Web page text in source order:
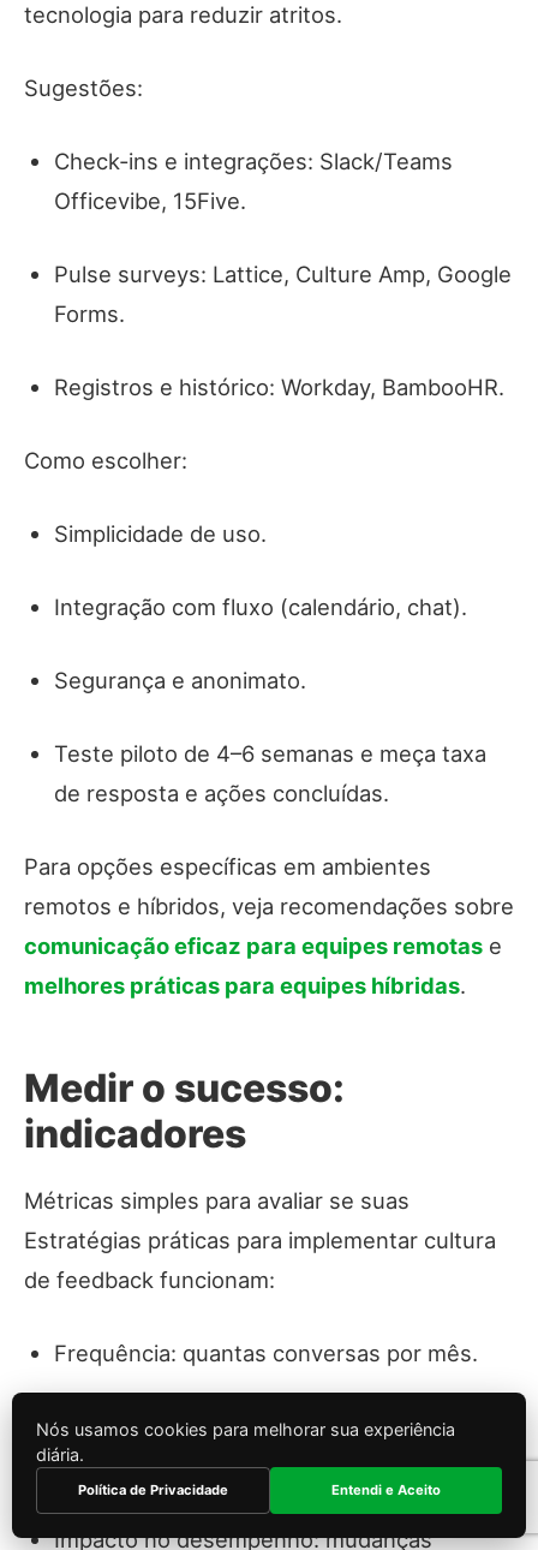
tecnologia para reduzir atritos.
Sugestões:
Check‑ins e integrações: Slack/Teams
Officevibe, 15Five.
Pulse surveys: Lattice, Culture Amp, Google
Forms.
Registros e histórico: Workday, BambooHR.
Como escolher:
Simplicidade de uso.
Integração com fluxo (calendário, chat).
Segurança e anonimato.
Teste piloto de 4–6 semanas e meça taxa
de resposta e ações concluídas.
Para opções específicas em ambientes
remotos e híbridos, veja recomendações sobre
comunicação eficaz para equipes remotas e
melhores práticas para equipes híbridas.
Medir o sucesso:
indicadores
Métricas simples para avaliar se suas
Estratégias práticas para implementar cultura
de feedback funcionam:
Frequência: quantas conversas por mês.
Qualidade: específico e acionável (Clara →
Parcial → Confusa).
Impacto no desempenho: mudanças
Nós usamos cookies para melhorar sua experiência
diária.
Política de Privacidade Entendi e Aceito